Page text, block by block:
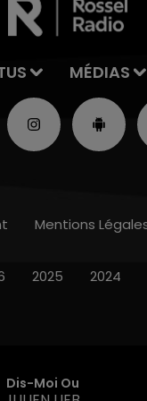
MÉDIAS
Dis-Moi Ou
Mentions
2025 2024